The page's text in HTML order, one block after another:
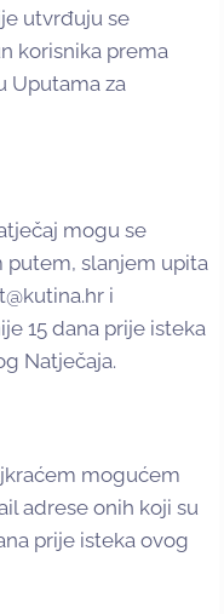
utvrđuju se
korisnika prema
Uputama za
mogu se
slanjem upita
i
15 dana prije isteka
Natječaja.
mogućem
adrese onih koji su
prije isteka ovog